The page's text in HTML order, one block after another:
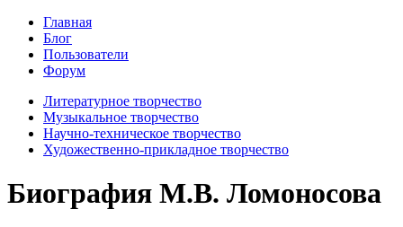
Главная
Блог
Пользователи
Форум
Литературное творчество
Музыкальное творчество
Научно-техническое творчество
Художественно-прикладное творчество
Биография М.В. Ломоносова